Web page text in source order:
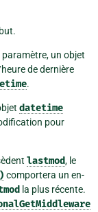
paramètre, un objet
de dernière
.
datetime
pour
lastmod, le
comportera un en-
la plus récente.